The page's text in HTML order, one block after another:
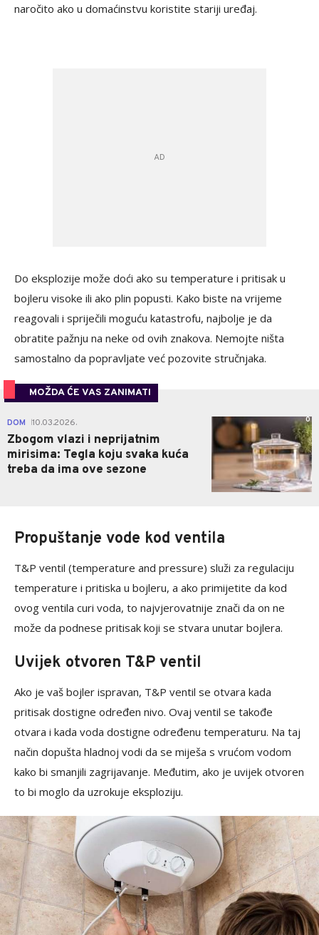
naročito ako u domaćinstvu koristite stariji uređaj.
Do eksplozije može doći ako su temperature i pritisak u
bojleru visoke ili ako plin popusti. Kako biste na vrijeme
reagovali i spriječili moguću katastrofu, najbolje je da
obratite pažnju na neke od ovih znakova. Nemojte ništa
samostalno da popravljate već pozovite stručnjaka.
MOŽDA ĆE VAS ZANIMATI
DOM 10.03.2026.
Zbogom vlazi i neprijatnim
mirisima: Tegla koju svaka kuća
treba da ima ove sezone
0
Propuštanje vode kod ventila
T&P ventil (temperature and pressure) služi za regulaciju
temperature i pritiska u bojleru, a ako primijetite da kod
ovog ventila curi voda, to najvjerovatnije znači da on ne
može da podnese pritisak koji se stvara unutar bojlera.
Uvijek otvoren T&P ventil
Ako je vaš bojler ispravan, T&P ventil se otvara kada
pritisak dostigne određen nivo. Ovaj ventil se takođe
otvara i kada voda dostigne određenu temperaturu. Na taj
način dopušta hladnoj vodi da se miješa s vrućom vodom
kako bi smanjili zagrijavanje. Međutim, ako je uvijek otvoren
to bi moglo da uzrokuje eksploziju.